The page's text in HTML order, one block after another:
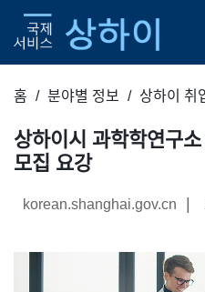
홈 분야별 정보 상하이 취
상하이시 과학학연구
모집 요강
korean.shanghai.gov.cn |